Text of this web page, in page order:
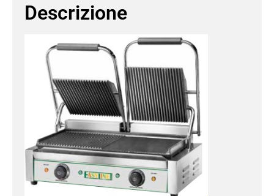
Descrizione